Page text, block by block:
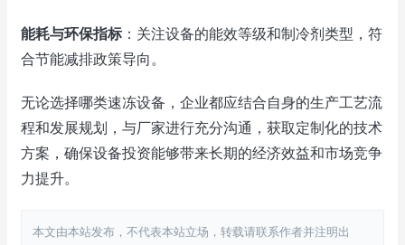
能耗与环保指标：关注设备的能效等级和制冷剂类型，符
合节能减排政策导向。
无论选择哪类速冻设备，企业都应结合自身的生产工艺流
程和发展规划，与厂家进行充分沟通，获取定制化的技术
方案，确保设备投资能够带来长期的经济效益和市场竞争
力提升。
本文由本站发布，不代表本站立场，转载请联系作者并注明出